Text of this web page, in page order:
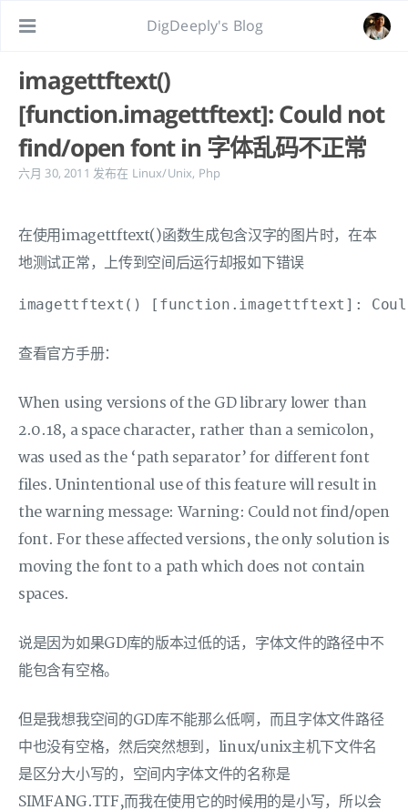
DigDeeply's Blog
imagettftext()
[function.imagettftext]: Could not
find/open font in 字体乱码不正常
六月 30, 2011 发布在 Linux/Unix, Php
在使用imagettftext()函数生成包含汉字的图片时，在本
地测试正常，上传到空间后运行却报如下错误
查看官方手册：
When using versions of the GD library lower than
2.0.18, a space character, rather than a semicolon,
was used as the ‘path separator’ for different font
files. Unintentional use of this feature will result in
the warning message: Warning: Could not find/open
font. For these affected versions, the only solution is
moving the font to a path which does not contain
spaces.
说是因为如果GD库的版本过低的话，字体文件的路径中不
能包含有空格。
但是我想我空间的GD库不能那么低啊，而且字体文件路径
中也没有空格，然后突然想到，linux/unix主机下文件名
是区分大小写的，空间内字体文件的名称是
SIMFANG.TTF,而我在使用它的时候用的是小写，所以会